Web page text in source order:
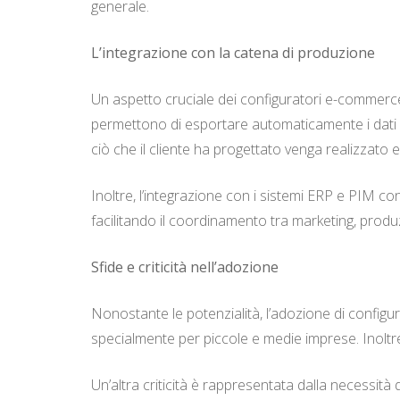
generale.
L’integrazione con la catena di produzione
Un aspetto cruciale dei configuratori e-
permettono di esportare automaticamente i
ciò che il cliente ha progettato venga
Inoltre, l’integrazione con i sistemi ERP e PIM
facilitando il coordinamento tra marketing,
Sfide e criticità nell’adozione
Nonostante le potenzialità, l’adozione di
specialmente per piccole e medie imprese.
Un’altra criticità è rappresentata dalla